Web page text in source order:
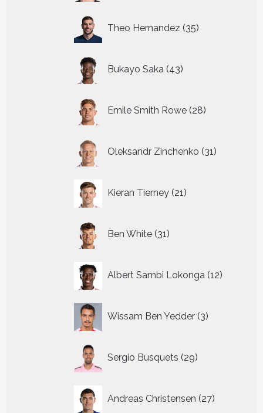
Theo Hernandez 35
producten
Bukayo Saka 43
producten
Emile Smith Rowe 28
producten
Oleksandr Zinchenko 31
producten
Kieran Tierney 21
producten
Ben White 31
producten
Albert Sambi Lokonga 12
Wissam Ben Yedder 3
producten
Sergio Busquets 29
producten
Andreas Christensen 27
producten